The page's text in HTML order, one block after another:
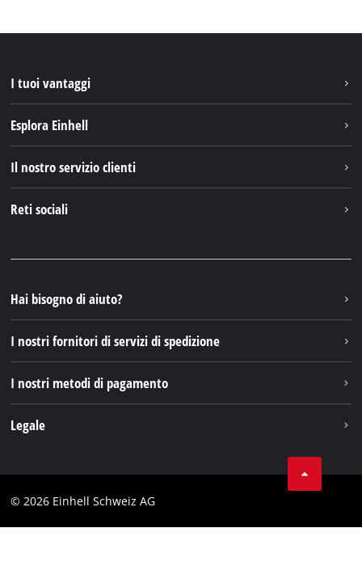
I tuoi vantaggi
Esplora Einhell
Einhell Germany AG
Il nostro servizio clienti
Reti sociali
Instagram
TikTok
Pinterest
Hai bisogno di aiuto?
I nostri fornitori di servizi di spedizione
I nostri metodi di pagamento
Legale
Testata
© 2026 Einhell Schweiz AG